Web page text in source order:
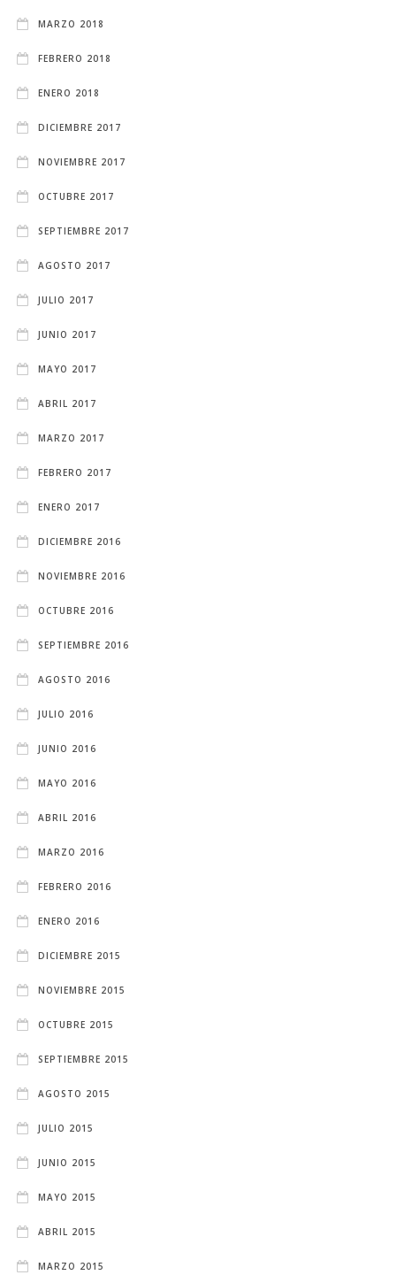
MARZO 2018
FEBRERO 2018
ENERO 2018
DICIEMBRE 2017
NOVIEMBRE 2017
OCTUBRE 2017
SEPTIEMBRE 2017
AGOSTO 2017
JULIO 2017
JUNIO 2017
MAYO 2017
ABRIL 2017
MARZO 2017
FEBRERO 2017
ENERO 2017
DICIEMBRE 2016
NOVIEMBRE 2016
OCTUBRE 2016
SEPTIEMBRE 2016
AGOSTO 2016
JULIO 2016
JUNIO 2016
MAYO 2016
ABRIL 2016
MARZO 2016
FEBRERO 2016
ENERO 2016
DICIEMBRE 2015
NOVIEMBRE 2015
OCTUBRE 2015
SEPTIEMBRE 2015
AGOSTO 2015
JULIO 2015
JUNIO 2015
MAYO 2015
ABRIL 2015
MARZO 2015